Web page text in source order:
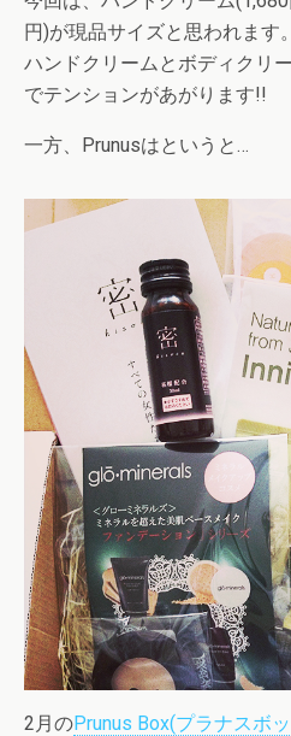
円)が現品サイズと思われます。
ハンドクリームとボディクリ
でテンションがあがります!!
一方、Prunusはというと…
2月のPrunus Box(プラナスボ